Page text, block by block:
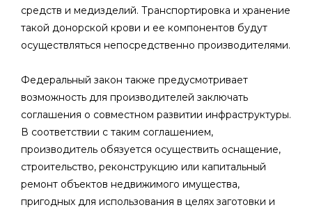
средств и медизделий. Транспортировка и хранение
такой донорской крови и ее компонентов будут
осуществляться непосредственно производителями.
Федеральный закон также предусмотривает
возможность для производителей заключать
соглашения о совместном развитии инфраструктуры.
В соответствии с таким соглашением,
производитель обязуется осуществить оснащение,
строительство, реконструкцию или капитальный
ремонт объектов недвижимого имущества,
пригодных для использования в целях заготовки и